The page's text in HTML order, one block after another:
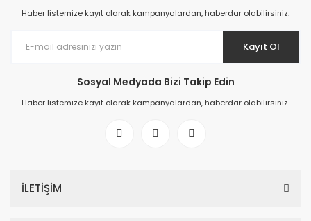
Haber listemize kayıt olarak kampanyalardan, haberdar olabilirsiniz.
Kayıt Ol
Sosyal Medyada Bizi Takip Edin
Haber listemize kayıt olarak kampanyalardan, haberdar olabilirsiniz.
İLETİŞİM